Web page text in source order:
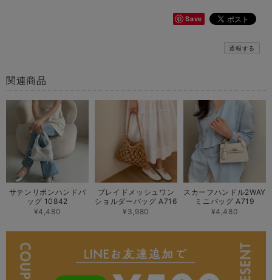
Save
通報する
関連商品
サテンリボンハンドバ
ッグ 10842
¥4,480
ブレイドメッシュワン
ショルダーバッグ A716
¥3,980
スカーフハンドル2WAY
ミニバッグ A719
¥4,480